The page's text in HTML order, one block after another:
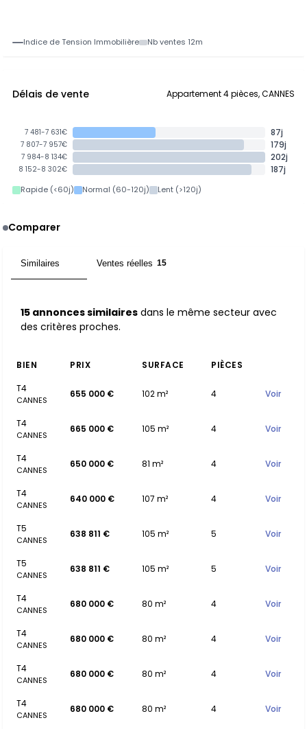
Indice de Tension Immobilière Nb ventes 12m
Délais de vente Appartement 4 pièces, CANNES
7 481-7 631€ 87j
7 807-7 957€ 179j
7 984-8 134€ 202j
8 152-8 302€ 187j
Rapide (<60j) Normal (60-120j) Lent (>120j)
Comparer
Similaires Ventes réelles 15
15 annonces similaires dans le même secteur avec
des critères proches.
BIEN PRIX SURFACE
PIÈCES
T4
CANNES
655 000 € 102 m² 4 Voir
T4
CANNES
665 000 € 105 m² 4 Voir
T4
CANNES
650 000 € 81 m² 4 Voir
T4
CANNES
640 000 € 107 m² 4 Voir
T5
CANNES
638 811 € 105 m² 5 Voir
T5
CANNES
638 811 € 105 m² 5 Voir
T4
CANNES
680 000 € 80 m² 4 Voir
T4
CANNES
680 000 € 80 m² 4 Voir
T4
CANNES
680 000 € 80 m² 4 Voir
T4
CANNES
680 000 € 80 m² 4 Voir